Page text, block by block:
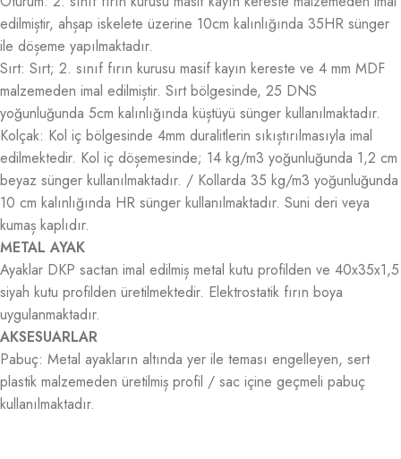
edilmiștir, ahșap iskelete üzerine 10cm kalınlığında 35HR sünger
ile döșeme yapılmaktadır.
Sırt: Sırt; 2. sınıf fırın kurusu masif kayın kereste ve 4 mm MDF
malzemeden imal edilmiștir. Sırt bölgesinde, 25 DNS
yoğunluğunda 5cm kalınlığında küștüyü sünger kullanılmaktadır.
Kolçak: Kol iç bölgesinde 4mm duralitlerin sıkıștırılmasıyla imal
edilmektedir. Kol iç döșemesinde; 14 kg/m3 yoğunluğunda 1,2 cm
beyaz sünger kullanılmaktadır. / Kollarda 35 kg/m3 yoğunluğunda
10 cm kalınlığında HR sünger kullanılmaktadır. Suni deri veya
kumaș kaplıdır.
METAL AYAK
Ayaklar DKP sactan imal edilmiș metal kutu profilden ve 40x35x1,5
siyah kutu profilden üretilmektedir. Elektrostatik fırın boya
uygulanmaktadır.
AKSESUARLAR
Pabuç: Metal ayakların altında yer ile teması engelleyen, sert
plastik malzemeden üretilmiș profil / sac içine geçmeli pabuç
kullanılmaktadır.